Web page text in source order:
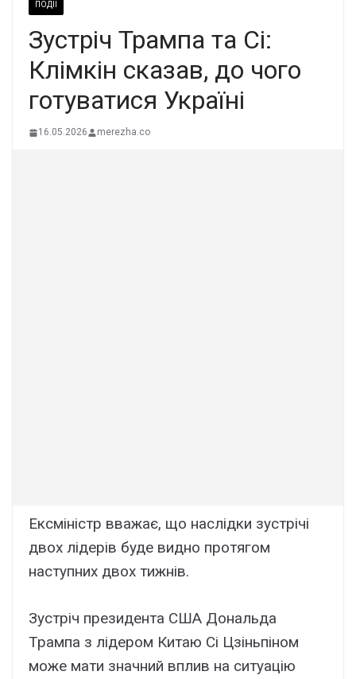
ПОДІЇ
Зустріч Трампа та Сі:
Клімкін сказав, до чого
готуватися Україні
16.05.2026 merezha.co
Ексміністр вважає, що наслідки зустрічі
двох лідерів буде видно протягом
наступних двох тижнів.
Зустріч президента США Дональда
Трампа з лідером Китаю Сі Цзіньпіном
може мати значний вплив на ситуацію